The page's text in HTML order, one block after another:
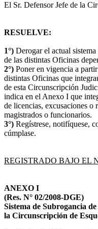
El Sr. Defensor Jefe de la
RESUELVE:
1°) Derogar el actual
de las distintas Oficinas
2°) Poner en vigencia a
distintas Oficinas que
de esta Circunscripción
indica en el Anexo I que
de licencias, excusaciones o
magistrados o funcionarios.
3°) Regístrese, notifíquese,
cúmplase.
REGISTRADO BAJO EL
ANEXO I
(Res. N° 02/2008-DGE)
Sistema de Subrogancia
la Circunscripción de